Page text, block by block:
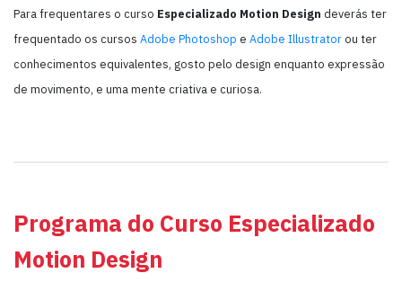
Para frequentares o curso Especializado Motion Design deverás ter
frequentado os cursos Adobe Photoshop e Adobe Illustrator ou ter
conhecimentos equivalentes, gosto pelo design enquanto expressão
de movimento, e uma mente criativa e curiosa.
Programa do Curso Especializado
Motion Design